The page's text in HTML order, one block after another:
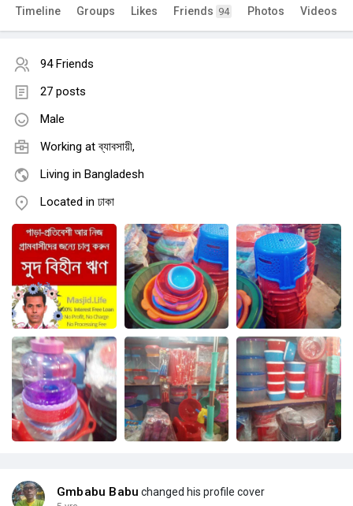
Timeline Groups Likes Friends 94 Photos Videos
94 Friends
27 posts
Male
Working at ব্যাবসায়ী,
Living in Bangladesh
Located in ঢাকা
Gmbabu Babu changed his profile cover